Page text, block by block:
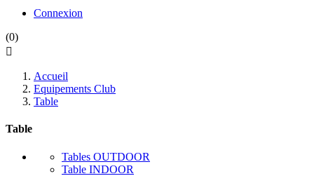
Connexion
(0)

Accueil
Equipements Club
Table
Table
Tables OUTDOOR
Table INDOOR